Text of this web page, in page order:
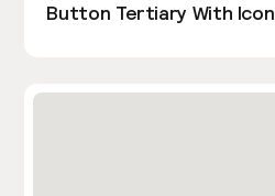
Button Tertiary With Icon